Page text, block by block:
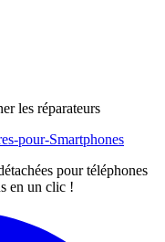
les réparateurs
pour téléphones
en un clic !